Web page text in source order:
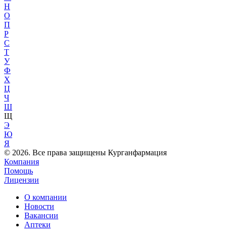
Н
О
П
Р
С
Т
У
Ф
Х
Ц
Ч
Ш
Щ
Э
Ю
Я
© 2026. Все права защищены Курганфармация
Компания
Помощь
Лицензии
О компании
Новости
Вакансии
Аптеки